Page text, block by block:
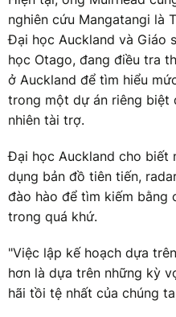
nghiên cứu Mangatangi là
Đại học Auckland và Giáo
học Otago, đang điều tra
ở Auckland để tìm hiểu
trong một dự án riêng biệt
nhiên tài trợ.
Đại học Auckland cho biết
dụng bản đồ tiên tiến,
đào hào để tìm kiếm bằng
trong quá khứ.
"Việc lập kế hoạch dựa
hơn là dựa trên những kỳ
hãi tồi tệ nhất của chúng